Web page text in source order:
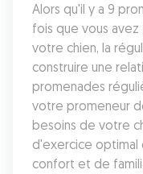
Alors qu'il y a 9
fois que vous
votre chien, la
construire une
promenades
votre promeneur
besoins de votre
d'exercice optimal
confort et de